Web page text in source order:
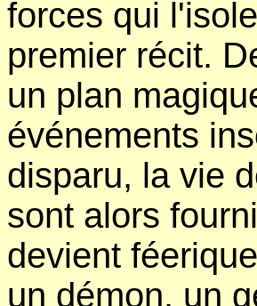
forces qui
premier récit.
un plan
événements
disparu, la vie
sont alors
devient
un démon, un